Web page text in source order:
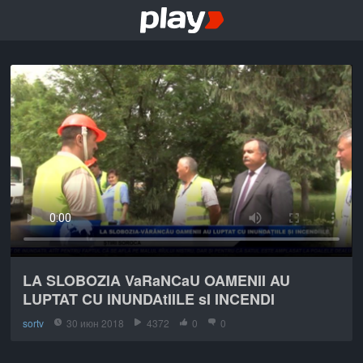
LA SLOBOZIA VaRaNCaU OAMENII AU
LUPTAT CU INUNDAtIILE sI INCENDI
sortv 30 июн 2018 4372 0 0